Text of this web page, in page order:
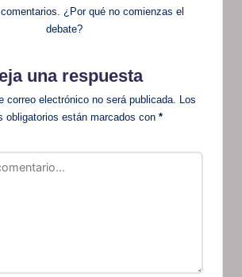
¿Por qué no comienzas el
debate?
una respuesta
correo electrónico no será publicada. Los
obligatorios están marcados con *